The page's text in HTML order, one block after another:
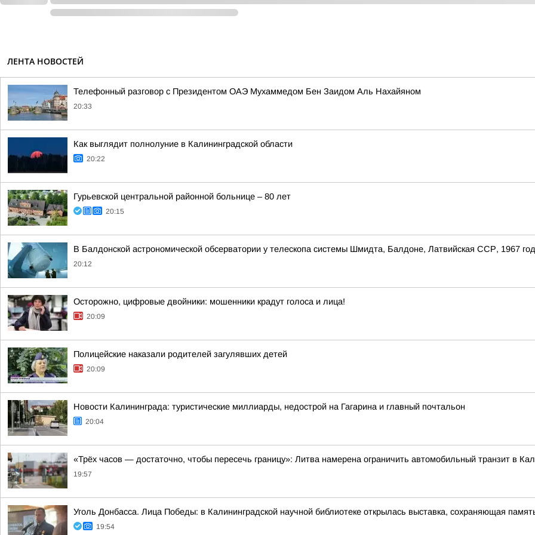
ЛЕНТА НОВОСТЕЙ
Телефонный разговор с Президентом ОАЭ Мухаммедом Бен Заидом Аль Нахайяном
20:33
Как выглядит полнолуние в Калининградской области
20:22
Гурьевской центральной районной больнице – 80 лет
20:15
В Балдонской астрономической обсерватории у телескопа системы Шмидта, Балдоне, Латвийская ССР, 1967 год
20:12
Осторожно, цифровые двойники: мошенники крадут голоса и лица!
20:09
Полицейские наказали родителей загулявших детей
20:09
Новости Калининграда: туристические миллиарды, недострой на Гагарина и главный почтальон
20:04
«Трёх часов — достаточно, чтобы пересечь границу»: Литва намерена ограничить автомобильный транзит в
19:57
Уголь Донбасса. Лица Победы: в Калининградской научной библиотеке открылась выставка, сохраняющая
19:54